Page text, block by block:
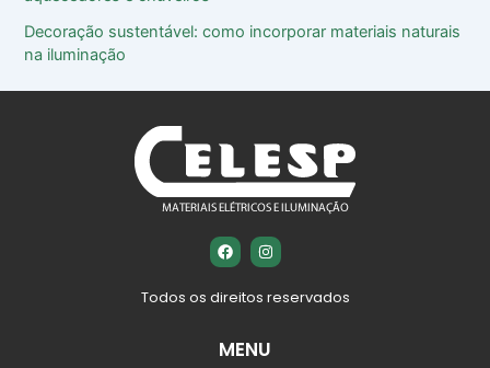
Decoração sustentável: como incorporar materiais naturais
na iluminação
F
a
c
b
k
I
n
s
a
a
Todos os direitos reservados
MENU